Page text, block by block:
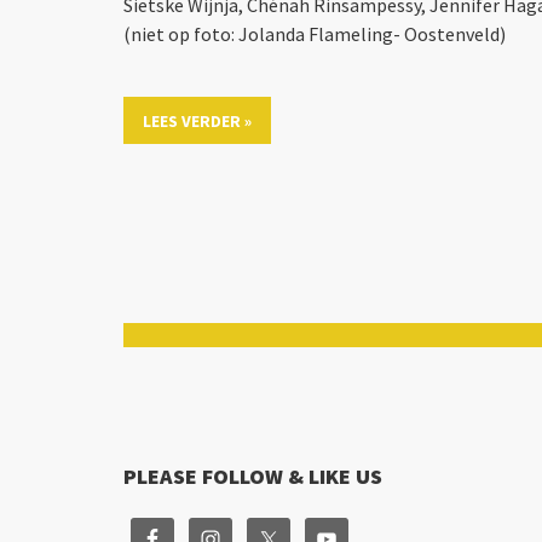
Sietske Wijnja, Chénah Rinsampessy, Jennifer
(niet op foto: Jolanda Flameling- Oostenveld)
LEES VERDER »
PLEASE FOLLOW & LIKE US